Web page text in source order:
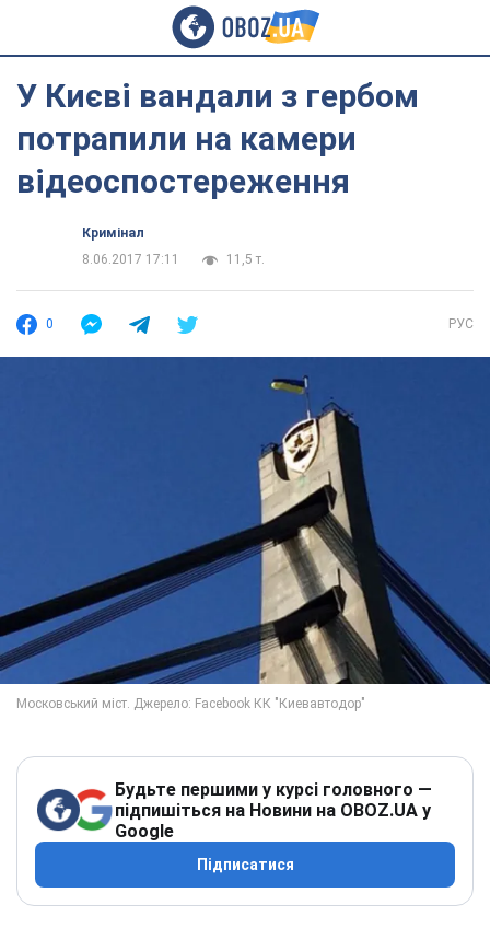
У Києві вандали з гербом
потрапили на камери
відеоспостереження
Кримінал
8.06.2017 17:11
11,5 т.
0 РУС
Будьте першими у курсі головного —
підпишіться на Новини на OBOZ.UA у
Google
Підписатися